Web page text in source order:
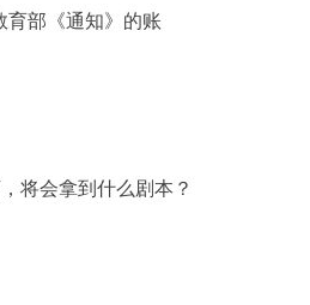
育部《通知》的账
将会拿到什么剧本？